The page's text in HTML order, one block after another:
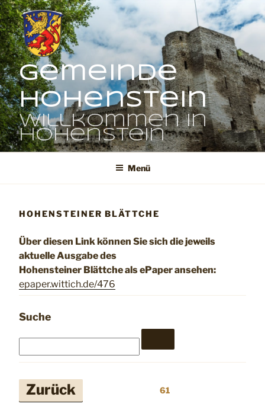
Zum
Inhalt
springen
Gemeinde
Hohenstein
Willkommen in
Hohenstein
Menü
HOHENSTEINER BLÄTTCHE
Über diesen Link können Sie sich die jeweils
aktuelle Ausgabe des
Hohensteiner Blättche als ePaper ansehen:
epaper.wittich.de/476
Suche
Seitennummerierung
Zurück 61